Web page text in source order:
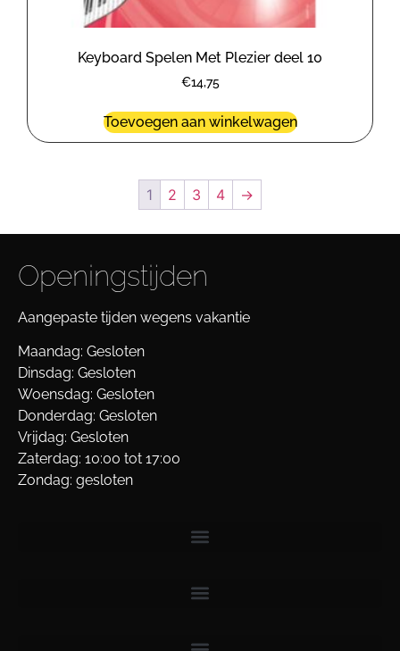
Keyboard Spelen Met Plezier deel 10
€14,75
Toevoegen aan winkelwagen
1 2 3 4 →
Openingstijden
Aangepaste tijden wegens vakantie
Maandag: Gesloten
Dinsdag: Gesloten
Woensdag: Gesloten
Donderdag: Gesloten
Vrijdag: Gesloten
Zaterdag: 10:00 tot 17:00
Zondag: gesloten